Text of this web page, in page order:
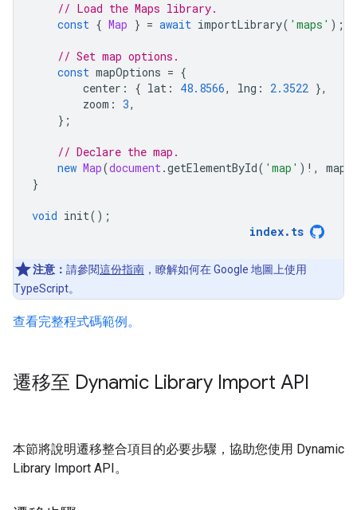
// Load the Maps library.
const { Map } = await importLibrary( 'maps' );
// Set map options.
const mapOptions = {
center : { lat : 48.8566, lng : 2.3522 },
zoom : 3,
};
// Declare the map.
new Map(document.getElementById( 'map' ) ! ,
}
void init();
index. ts
注意： 請參閱這份指南 ，瞭解如何在 Google 地圖上使用
TypeScript。
查看完整程式碼範例。
遷移至 Dynamic Library Import API
本節將說明遷移整合項目的必要步驟，協助您使用 Dynamic
Library Import API。